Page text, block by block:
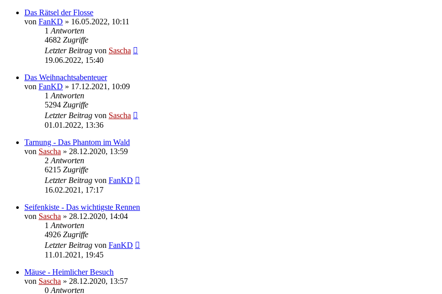
Das Rätsel der Flosse
von FanKD » 16.05.2022, 10:11
1 Antworten
4682 Zugriffe
Letzter Beitrag von Sascha
19.06.2022, 15:40
Das Weihnachtsabenteuer
von FanKD » 17.12.2021, 10:09
1 Antworten
5294 Zugriffe
Letzter Beitrag von Sascha
01.01.2022, 13:36
Tarnung - Das Phantom im Wald
von Sascha » 28.12.2020, 13:59
2 Antworten
6215 Zugriffe
Letzter Beitrag von FanKD
16.02.2021, 17:17
Seifenkiste - Das wichtigste Rennen
von Sascha » 28.12.2020, 14:04
1 Antworten
4926 Zugriffe
Letzter Beitrag von FanKD
11.01.2021, 19:45
Mäuse - Heimlicher Besuch
von Sascha » 28.12.2020, 13:57
0 Antworten